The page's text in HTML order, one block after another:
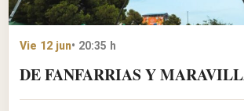
Vie 12 jun• 20:35 h
DE FANFARRIAS Y